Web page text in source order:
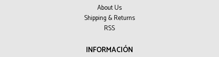
About Us
Shipping & Returns
RSS
INFORMACIÓN